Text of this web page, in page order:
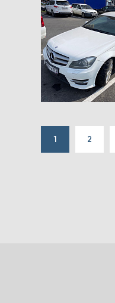
1 2